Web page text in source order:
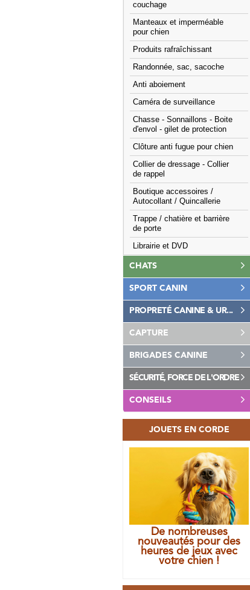
couchage
Manteaux et imperméable
pour chien
Produits rafraîchissant
Randonnée, sac, sacoche
Anti aboiement
Caméra de surveillance
Chasse - Sonnaillons - Boite
d'envol - gilet de protection
Clôture anti fugue pour chien
Collier de dressage - Collier
de rappel
Boutique accessoires /
Autocollant / Quincallerie
Trappe / chatière et barrière
de porte
Librairie et DVD
CHATS
SPORT CANIN
PROPRETÉ CANINE & UR...
CAPTURE
BRIGADES CANINE
SÉCURITÉ, FORCE DE L'ORDRE
CONSEILS
JOUETS EN CORDE
De nombreuses
nouveautés pour des
heures de jeux avec
votre chien !